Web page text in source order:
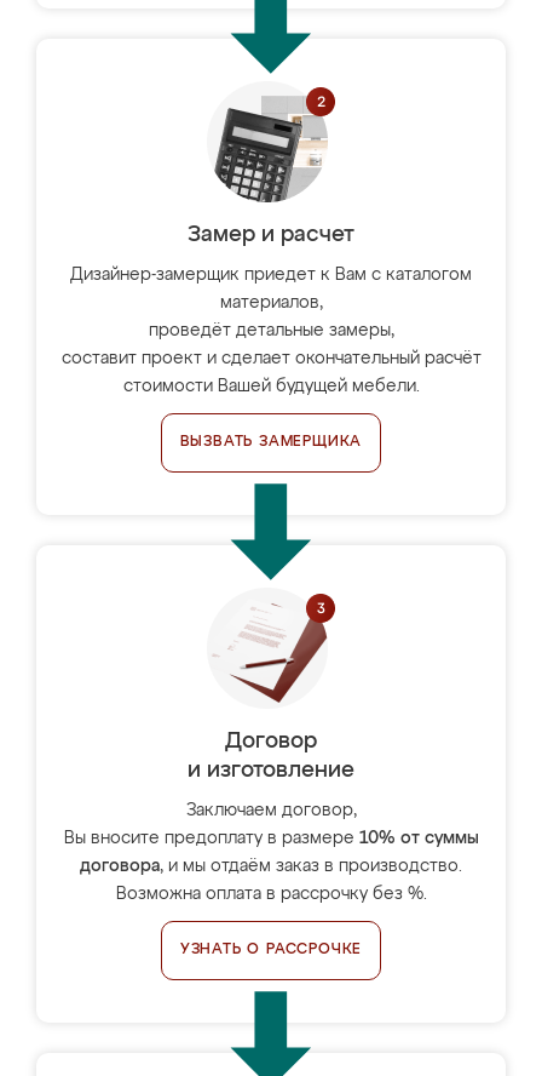
Замер и расчет
Дизайнер-замерщик приедет к Вам с каталогом
материалов,
проведёт детальные замеры,
составит проект и сделает окончательный расчёт
стоимости Вашей будущей мебели.
ВЫЗВАТЬ ЗАМЕРЩИКА
Договор
и изготовление
Заключаем договор,
Вы вносите предоплату в размере 10% от суммы
договора, и мы отдаём заказ в производство.
Возможна оплата в рассрочку без %.
УЗНАТЬ О РАССРОЧКЕ